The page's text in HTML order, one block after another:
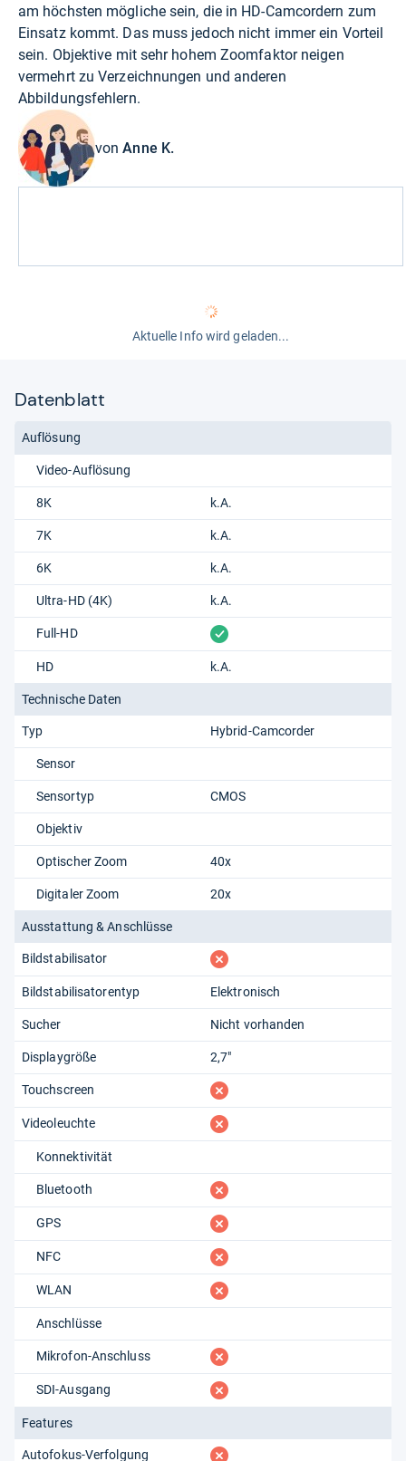
am höchsten mögliche sein, die in HD-Camcordern zum
Einsatz kommt. Das muss jedoch nicht immer ein Vorteil
sein. Objektive mit sehr hohem Zoomfaktor neigen
vermehrt zu Verzeichnungen und anderen
Abbildungsfehlern.
vonAnne K.
Aktuelle Info wird geladen...
Datenblatt
Auflösung
Video-Auflösung
8K k.A.
7K k.A.
6K k.A.
Ultra-HD (4K) k.A.
Full-HD vorhanden
HD k.A.
Technische Daten
Typ Hybrid-Camcorder
Sensor
Sensortyp CMOS
Objektiv
Optischer Zoom 40x
Digitaler Zoom 20x
Ausstattung & Anschlüsse
Bildstabilisator fehlt
Bildstabilisatorentyp Elektronisch
Sucher Nicht vorhanden
Displaygröße 2,7"
Touchscreen fehlt
Videoleuchte fehlt
Konnektivität
Bluetooth fehlt
GPS fehlt
NFC fehlt
WLAN fehlt
Anschlüsse
Mikrofon-Anschluss fehlt
SDI-Ausgang fehlt
Features
Autofokus-Verfolgung fehlt